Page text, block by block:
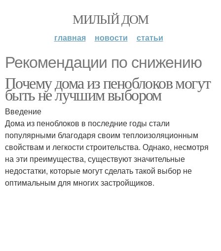
МИЛЫЙ ДОМ
главная новости статьи
Рекомендации по снижению
Почему дома из пеноблоков могут
быть не лучшим выбором
Введение
Дома из пеноблоков в последние годы стали
популярными благодаря своим теплоизоляционным
свойствам и легкости строительства. Однако, несмотря
на эти преимущества, существуют значительные
недостатки, которые могут сделать такой выбор не
оптимальным для многих застройщиков.